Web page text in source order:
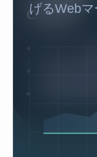
Content
げるWebマ